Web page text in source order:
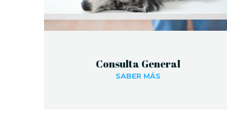
Consulta General
SABER MÁS